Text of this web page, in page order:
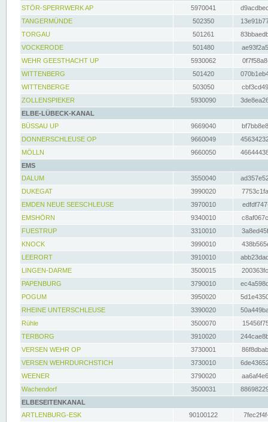
STÖR-SPERRWERK AP 5970041
TANGERMÜNDE
502350
TORGAU
501261
VOCKERODE
501480
WEHR GEESTHACHT UP
5930062
WITTENBERG
501420
WITTENBERGE
503050
ZOLLENSPIEKER
5930090
ELBE-LÜBECK-KANAL
BÜSSAU UP
9669040
DONNERSCHLEUSE OP
9660049
MÖLLN
9660050
EMS
DALUM
3550040
DUKEGAT
3990020
EMDEN NEUE SEESCHLEUSE
3970010
EMSHÖRN
9340010
FUESTRUP
3310010
KNOCK
3990010
LEERORT
3910010
LINGEN-DARME
3500015
PAPENBURG
3790010
POGUM
3950020
RHEINE UNTERSCHLEUSE
3390020
Rühle
3500070
TERBORG
3910020
VERSEN WEHR OP
3730001
VERSEN WEHRDURCHSTICH
3730010
WEENER
3790020
Wachendorf
3500031
ELBESEITENKANAL
ARTLENBURG-ESK
90100122